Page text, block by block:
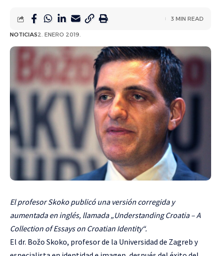
NOTICIAS2. ENERO 2019.
3 MIN READ
El profesor Skoko publicó una versión corregida y
aumentada en inglés, llamada „Understanding Croatia – A
Collection of Essays on Croatian Identity“.
El dr. Božo Skoko, profesor de la Universidad de Zagreb y